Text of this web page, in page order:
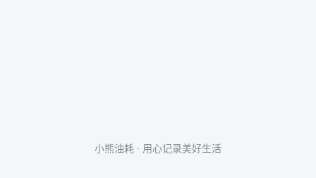
小熊油耗 · 用心记录美好生活